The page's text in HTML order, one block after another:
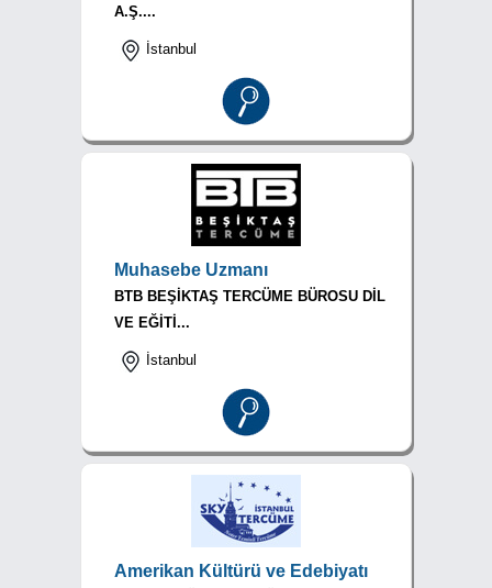
A.Ş....
İstanbul
Muhasebe Uzmanı
BTB BEŞİKTAŞ TERCÜME BÜROSU DİL
VE EĞİTİ...
İstanbul
Amerikan Kültürü ve Edebiyatı